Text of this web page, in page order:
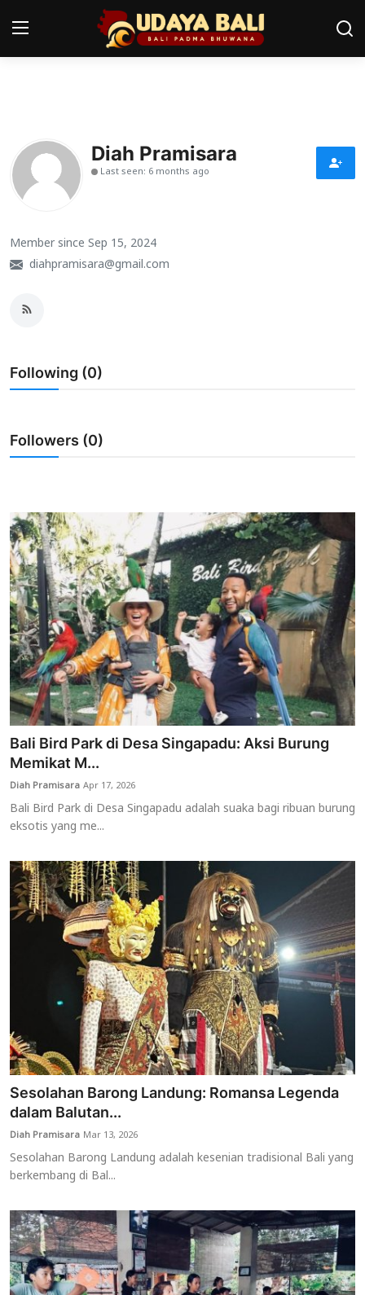
Pura
Desa Adat
Kearifan lokal
Seni
Usadha
Indonesia
Diah Pramisara
Last seen: 6 months ago
Member since Sep 15, 2024
diahpramisara@gmail.com
Following (0)
Followers (0)
Bali Bird Park di Desa Singapadu: Aksi Burung
Memikat M...
Diah PramisaraApr 17, 2026
Bali Bird Park di Desa Singapadu adalah suaka bagi ribuan burung
eksotis yang me...
Sesolahan Barong Landung: Romansa Legenda
dalam Balutan...
Diah Pramisara Mar 13, 2026
Sesolahan Barong Landung adalah kesenian tradisional Bali yang
berkembang di Bal...